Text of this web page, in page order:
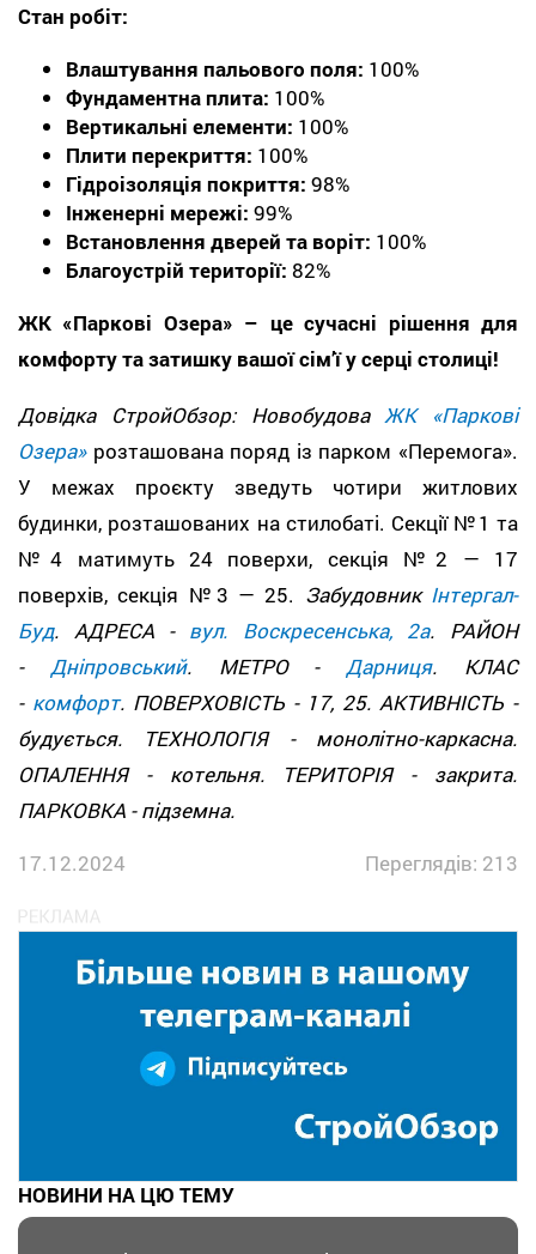
Стан робіт:
Влаштування пальового поля: 100%
Фундаментна плита: 100%
Вертикальні елементи: 100%
Плити перекриття: 100%
Гідроізоляція покриття: 98%
Інженерні мережі: 99%
Встановлення дверей та воріт: 100%
Благоустрій території: 82%
ЖК «Паркові Озера» – це сучасні рішення для
комфорту та затишку вашої сім’ї у серці столиці!
Довідка СтройОбзор: НовобудоваЖК «Паркові
Озера» розташована поряд із парком «Перемога».
У межах проєкту зведуть чотири житлових
будинки, розташованих на стилобаті. Секції №1 та
№4 матимуть 24 поверхи, секція №2 — 17
поверхів, секція №3 — 25. Забудовник Інтергал-
Буд. АДРЕСА - вул. Воскресенська, 2а. РАЙОН
- Дніпровський. МЕТРО -Дарниця. КЛАС
- комфорт. ПОВЕРХОВІСТЬ - 17, 25. АКТИВНІСТЬ -
будується. ТЕХНОЛОГІЯ - монолітно-каркасна.
ОПАЛЕННЯ - котельня. ТЕРИТОРІЯ - закрита.
ПАРКОВКА - підземна.
17.12.2024
Переглядів: 213
НОВИНИ НА ЦЮ ТЕМУ